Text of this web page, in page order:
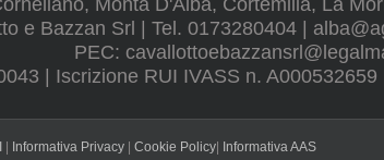
Montà D'Alba, Cortemilia, La
e Bazzan Srl | Tel. 0173280404 |
PEC:
| Iscrizione RUI IVASS n. A000532659 |
Informativa Privacy Cookie Policy Informativa AAS